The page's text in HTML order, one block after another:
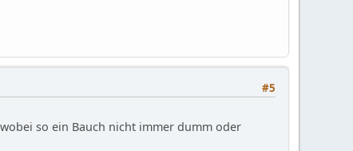
#5
so ein Bauch nicht immer dumm oder